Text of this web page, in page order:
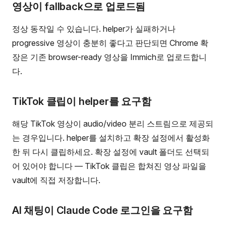
영상이 fallback으로 업로드됨
정상 동작일 수 있습니다. helper가 실패하거나
progressive 영상이 충분히 좋다고 판단되면 Chrome 확
장은 기존 browser-ready 영상을 Immich로 업로드합니
다.
TikTok 클립이 helper를 요구함
해당 TikTok 영상이 audio/video 분리 스트림으로 제공되
는 경우입니다. helper를 설치하고 확장 설정에서 활성화
한 뒤 다시 클립하세요. 확장 설정에 vault 폴더도 선택되
어 있어야 합니다 — TikTok 클립은 합쳐진 영상 파일을
vault에 직접 저장합니다.
AI 채팅이 Claude Code 로그인을 요구함